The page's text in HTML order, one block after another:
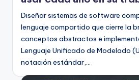
Diseñar sistemas de software
lenguaje compartido que cierre la
conceptos abstractos e
Lenguaje Unificado de Modelado
notación estándar,…